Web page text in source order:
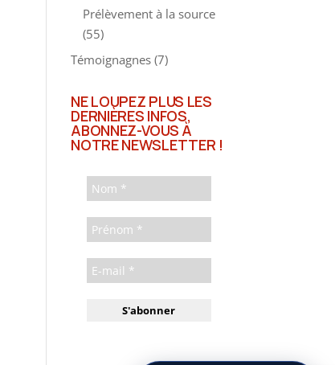
Prélèvement à la source
(55)
Témoignagnes (7)
NE LOUPEZ PLUS LES
DERNIÈRES INFOS,
ABONNEZ-VOUS À
NOTRE NEWSLETTER !